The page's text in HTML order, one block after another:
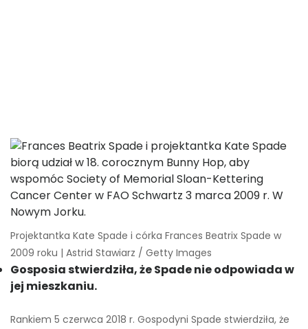
Projektantka Kate Spade i córka Frances Beatrix Spade w
2009 roku | Astrid Stawiarz / Getty Images
Gosposia stwierdziła, że ​​Spade nie odpowiada w
jej mieszkaniu.
Rankiem 5 czerwca 2018 r. Gospodyni Spade stwierdziła, że ​​